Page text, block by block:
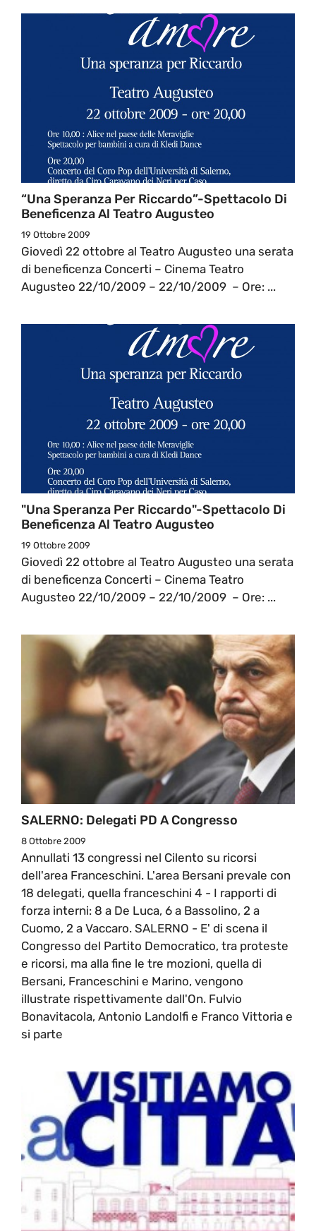
“Una Speranza Per Riccardo”-Spettacolo Di
Beneficenza Al Teatro Augusteo
19 Ottobre 2009
Giovedì 22 ottobre al Teatro Augusteo una serata
di beneficenza Concerti – Cinema Teatro
Augusteo 22/10/2009 – 22/10/2009 – Ore: ...
"Una Speranza Per Riccardo"-Spettacolo Di
Beneficenza Al Teatro Augusteo
19 Ottobre 2009
Giovedì 22 ottobre al Teatro Augusteo una serata
di beneficenza Concerti – Cinema Teatro
Augusteo 22/10/2009 – 22/10/2009 – Ore: ...
SALERNO: Delegati PD A Congresso
8 Ottobre 2009
Annullati 13 congressi nel Cilento su ricorsi
dell'area Franceschini. L'area Bersani prevale con
18 delegati, quella franceschini 4 - I rapporti di
forza interni: 8 a De Luca, 6 a Bassolino, 2 a
Cuomo, 2 a Vaccaro. SALERNO - E' di scena il
Congresso del Partito Democratico, tra proteste
e ricorsi, ma alla fine le tre mozioni, quella di
Bersani, Franceschini e Marino, vengono
illustrate rispettivamente dall'On. Fulvio
Bonavitacola, Antonio Landolfi e Franco Vittoria e
si parte